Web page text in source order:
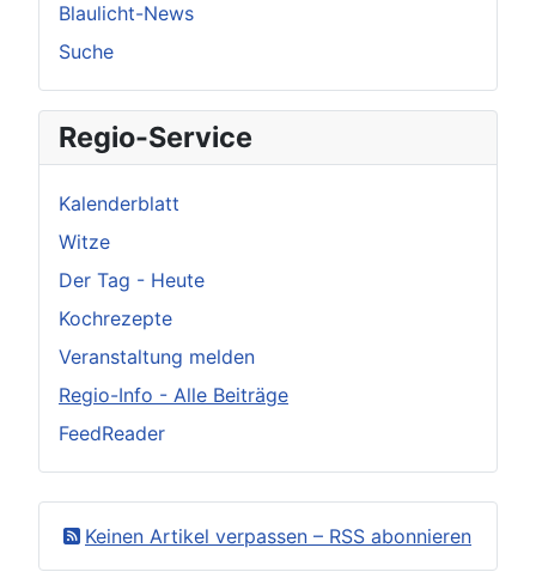
Blaulicht-News
Suche
Regio-Service
Kalenderblatt
Witze
Der Tag - Heute
Kochrezepte
Veranstaltung melden
Regio-Info - Alle Beiträge
FeedReader
Keinen Artikel verpassen – RSS abonnieren